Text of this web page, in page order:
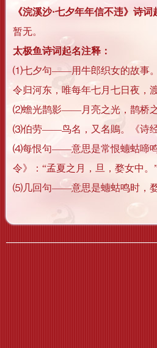
《浣溪沙·七夕年年信不违》诗词
暂无。
太极鱼诗词起名注释：
⑴七夕句——用牛郎织女的故事。
令归河东，唯每年七月七日夜，
⑵蟾光鹊影——月亮之光，鹊桥之
⑶伯劳——鸟名，又名鵙。《诗经
⑷每恨句——意思是常恨蟪蛄啼鸣
令》：“孟夏之月，旦，婺女中。
⑸几回句——意思是蟪蛄鸣时，婺